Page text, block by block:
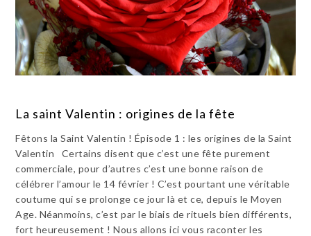
La saint Valentin : origines de la fête
Fêtons la Saint Valentin ! Épisode 1 : les origines de la Saint
Valentin Certains disent que c’est une fête purement
commerciale, pour d’autres c’est une bonne raison de
célébrer l’amour le 14 février ! C’est pourtant une véritable
coutume qui se prolonge ce jour là et ce, depuis le Moyen
Age. Néanmoins, c’est par le biais de rituels bien différents,
fort heureusement ! Nous allons ici vous raconter les